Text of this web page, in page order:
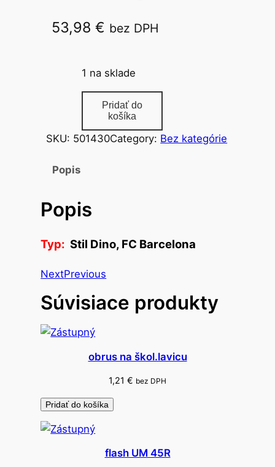
53,98€ bez DPH
1 na sklade
o
ž
o
a
o
š
o
ý
i
Pridať do
košíka
SKU: 501430Category: Bez kategórie
Popis
Popis
Typ:Stil Dino, FC Barcelona
NextPrevious
Súvisiace produkty
obrus na škol.lavicu
1,21 € bez DPH
Pridať do košíka
flash UM 45R